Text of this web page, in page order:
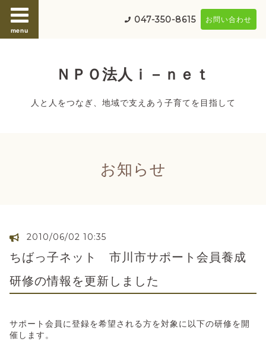
menu
047-350-8615 お問い合わせ
ＮＰＯ法人ｉ－ｎｅｔ
人と人をつなぎ、地域で支えあう子育てを目指して
お知らせ
2010/06/02 10:35
ちばっ子ネット 市川市サポート会員養成
研修の情報を更新しました
サポート会員に登録を希望される方を対象に以下の研修を開
催します。